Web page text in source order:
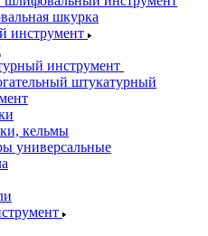
шкурка
инструмент
инструмент
штукатурный
кельмы
универсальные